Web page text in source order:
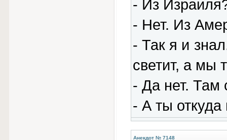
- Из
- Hет. Из
- Так я и
светит, а мы
- Да нет. Там
- А ты
Анекдот № 7148